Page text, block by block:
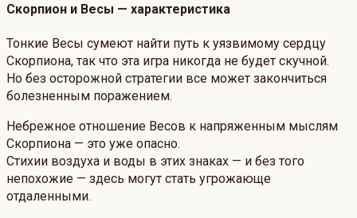
Скорпион и Весы — характеристика
Тонкие Весы сумеют найти путь к уязвимому сердцу
Скорпиона, так что эта игра никогда не будет скучной.
Но без осторожной стратегии все может закончиться
болезненным поражением.
Небрежное отношение Весов к напряженным мыслям
Скорпиона — это уже опасно.
Стихии воздуха и воды в этих знаках — и без того
непохожие — здесь могут стать угрожающе
отдаленными.